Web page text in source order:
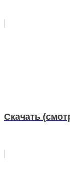
Скачать